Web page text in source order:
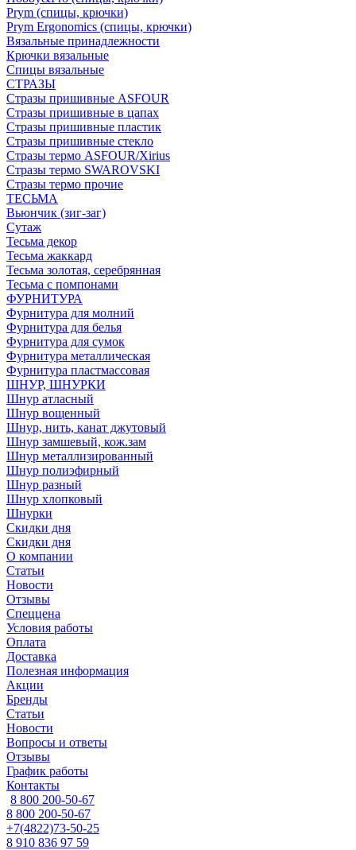
Prym (спицы, крючки)
Prym Ergonomics (спицы, крючки)
Вязальные принадлежности
Крючки вязальные
Спицы вязальные
СТРАЗЫ
Стразы пришивные ASFOUR
Стразы пришивные в цапах
Стразы пришивные пластик
Стразы пришивные стекло
Стразы термо ASFOUR/Xirius
Стразы термо SWAROVSKI
Стразы термо прочие
ТЕСЬМА
Вьюнчик (зиг-заг)
Сутаж
Тесьма декор
Тесьма жаккард
Тесьма золотая, серебрянная
Тесьма с помпонами
ФУРНИТУРА
Фурнитура для молний
Фурнитура для белья
Фурнитура для сумок
Фурнитура металлическая
Фурнитура пластмассовая
ШНУР, ШНУРКИ
Шнур атласный
Шнур вощенный
Шнур, нить, канат джутовый
Шнур замшевый, кож.зам
Шнур металлизированный
Шнур полиэфирный
Шнур разный
Шнур хлопковый
Шнурки
Скидки дня
Скидки дня
О компании
Статьи
Новости
Отзывы
Спеццена
Условия работы
Оплата
Доставка
Полезная информация
Акции
Бренды
Статьи
Новости
Вопросы и ответы
Отзывы
График работы
Контакты
8 800 200-50-67
8 800 200-50-67
+7(4822)73-50-25
8 910 836 97 59